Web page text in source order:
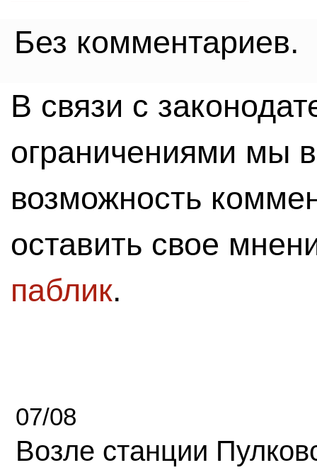
Без комментариев.
В связи с
ограничениями мы
возможность
оставить свое
паблик.
07/08
Возле станции